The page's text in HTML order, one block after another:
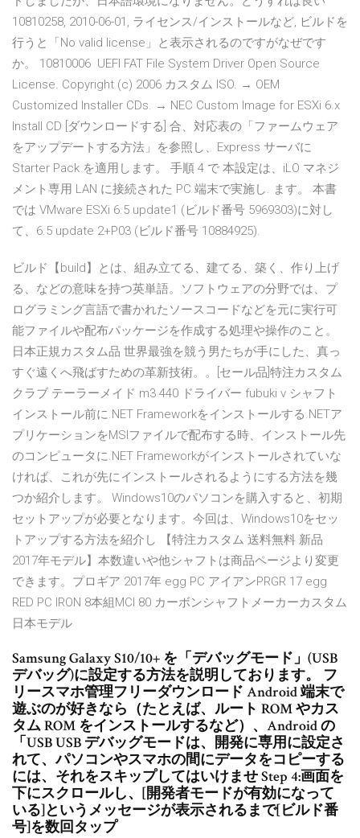
10810258, 2010-06-01, ライセンス/インストールなど, ビルドを
行うと「No valid license」と表示されるのですがなぜです
か。 10810006 UEFI FAT File System Driver Open Source
License. Copyright (c) 2006 カスタム ISO. → OEM
Customized Installer CDs. → NEC Custom Image for ESXi 6.x
Install CD [ダウンロードする] 合、対応表の「ファームウェア
をアップデートする方法」を参照し、Express サーバに
Starter Pack を適用します。 手順 4 で 本設定は、iLO マネジ
メント専用 LAN に接続された PC 端末で実施し. ます。 本書
では VMware ESXi 6.5 update1 (ビルド番号 5969303)に対し
て、6.5 update 2+P03 (ビルド番号 10884925).
ビルド【build】とは、組み立てる、建てる、築く、作り上げ
る、などの意味を持つ英単語。ソフトウェアの分野では、プ
ログラミング言語で書かれたソースコードなどを元に実行可
能ファイルや配布パッケージを作成する処理や操作のこと。
日本正規カスタム品 世界最強を競う男たちが手にした、真っ
すぐ遠くへ飛ばすための革新技術。。[セール品]特注カスタム
クラブ テーラーメイド m3 440 ドライバー fubuki v シャフト
インストール前に.NET Frameworkをインストールする.NETア
プリケーションをMSIファイルで配布する時、インストール先
のコンピュータに.NET Frameworkがインストールされていな
ければ、これが先にインストールされるようにする方法を幾
つか紹介します。 Windows10のパソコンを購入すると、初期
セットアップが必要となります。今回は、Windows10をセッ
トアップする方法を紹介し 【特注カスタム 送料無料 新品
2017年モデル】本数違いや他シャフトは商品ページより変更
できます。プロギア 2017年 egg PC アイアンPRGR 17 egg
RED PC IRON 8本組MCI 80 カーボンシャフトメーカーカスタム
日本モデル
Samsung Galaxy S10/10+ を「デバッグモード」(USB
デバッグ)に設定する方法を説明しております。 フ
リースマホ管理フリーダウンロード Android 端末で
遊ぶのが好きなら（たとえば、ルート ROM やカス
タム ROM をインストールするなど）、Android の
「USB USB デバッグモードは、開発に専用に設定さ
れて、パソコンやスマホの間にデータをコピーする
には、それをスキップしてはいけませ Step 4:画面を
下にスクロールし、[開発者モードが有効になって
いる]というメッセージが表示されるまで[ビルド番
号]を数回タップ